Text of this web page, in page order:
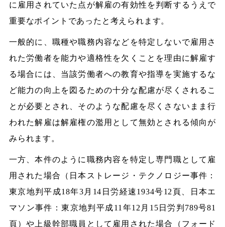
に雇用されていた点が解雇の有効性を判断するうえで
重要なポイントであったと考えられます。
一般的に、職種や職務内容などを特定しないで雇用さ
れた労働者を能力や適格性を欠くことを理由に解雇す
る場合には、当該労働者への教育や指導を実施するな
ど能力の向上を図るための十分な配慮が尽くされるこ
とが必要とされ、そのような配慮を尽くさないまま行
われた解雇は解雇権の濫用として無効とされる傾向が
みられます。
一方、本件のように職務内容を特定し専門職として雇
用された場合（日本ストレージ・テクノロジー事件：
東京地判平成18年3月14日労経速1934号12頁、日本エ
マソン事件：東京地判平成11年12月15日労判789号81
頁）や上級幹部職員として雇用された場合（フォード